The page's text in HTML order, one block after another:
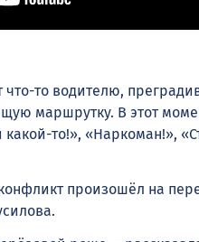
то водителю,
маршрутку. В этот
то!», «Наркоман!»,
произошёл на